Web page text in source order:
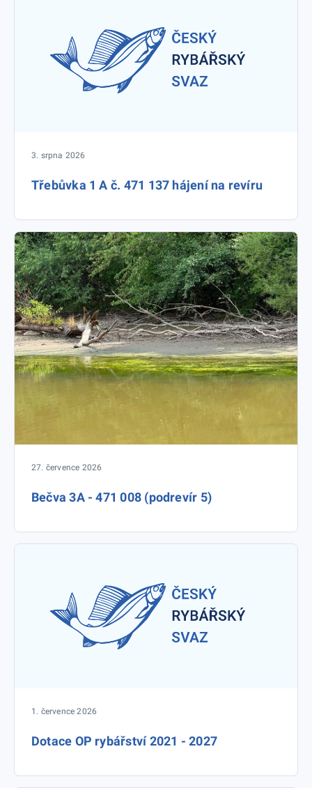
3. srpna 2026
Třebůvka 1 A č. 471 137 hájení na revíru
27. července 2026
Bečva 3A - 471 008 (podrevír 5)
1. července 2026
Dotace OP rybářství 2021 - 2027